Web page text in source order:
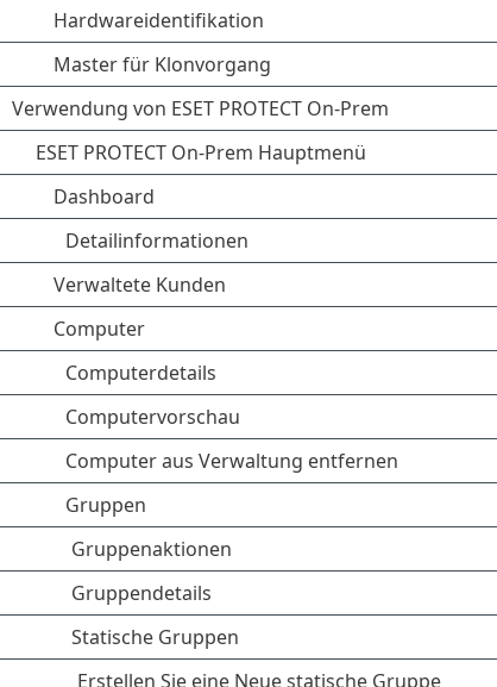
Hardwareidentifikation
Master für Klonvorgang
Verwendung von ESET PROTECT On-Prem
ESET PROTECT On-Prem Hauptmenü
Dashboard
Detailinformationen
Verwaltete Kunden
Computer
Computerdetails
Computervorschau
Computer aus Verwaltung entfernen
Gruppen
Gruppenaktionen
Gruppendetails
Statische Gruppen
Erstellen Sie eine Neue statische Gruppe